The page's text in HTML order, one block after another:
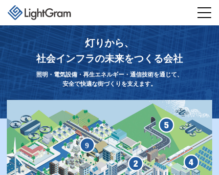
灯りから、
社会インフラの未来をつくる会社
照明・電気設備・再生エネルギー・通信技術を通じて、
安全で快適な街づくりを支えます。